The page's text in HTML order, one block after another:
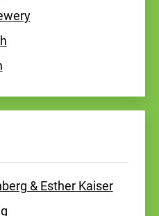
& Esther Kaiser